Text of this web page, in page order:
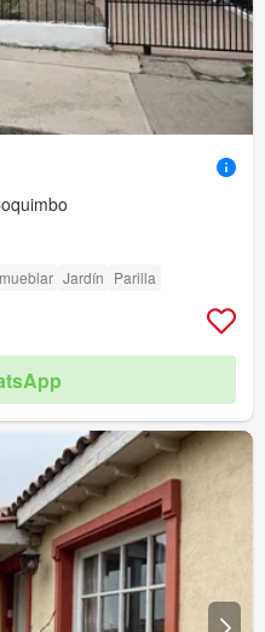
Jardín Parilla